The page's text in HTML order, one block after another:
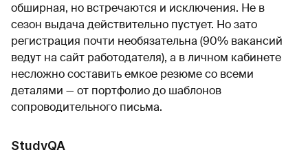
обширная, но встречаются и исключения. Не в
сезон выдача действительно пустует. Но зато
регистрация почти необязательна (90% вакансий
ведут на сайт работодателя), а в личном кабинете
несложно составить емкое резюме со всеми
деталями — от портфолио до шаблонов
сопроводительного письма.
StudyQA